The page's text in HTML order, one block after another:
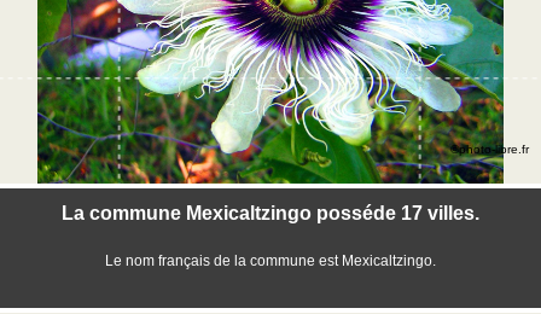
La commune Mexicaltzingo posséde 17 villes.
Le nom français de la commune est Mexicaltzingo.
©photo-libre.fr